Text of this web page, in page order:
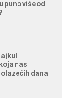
puno više od
nas
dana